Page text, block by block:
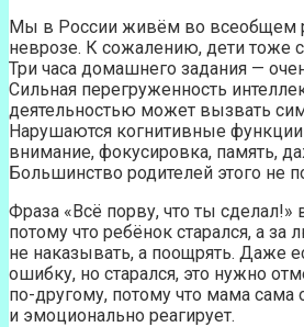
Мы в России живём во всеобщем
неврозе. К сожалению, дети тоже
Три часа домашнего задания —
Сильная перегруженность
деятельностью может вызвать
Нарушаются когнитивные
внимание, фокусировка, память,
Большинство родителей этого не
Фраза «Всё порву, что ты сделал!»
потому что ребёнок старался, а за
не наказывать, а поощрять. Даже
ошибку, но старался, это нужно
по-другому, потому что мама сама
и эмоционально реагирует.